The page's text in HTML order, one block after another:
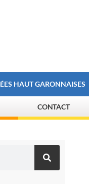
HAUT GARONNAISES
CONTACT